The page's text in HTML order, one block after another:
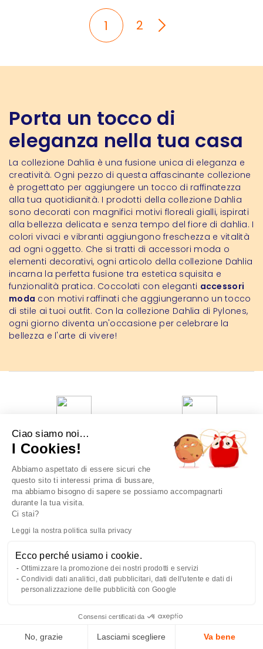
1 2
Porta un tocco di
eleganza nella tua casa
La collezione Dahlia è una fusione unica di eleganza e
creatività. Ogni pezzo di questa affascinante collezione
è progettato per aggiungere un tocco di raffinatezza
alla tua quotidianità. I prodotti della collezione Dahlia
sono decorati con magnifici motivi floreali gialli, ispirati
alla bellezza delicata e senza tempo del fiore di dahlia. I
colori vivaci e vibranti aggiungono freschezza e vitalità
ad ogni oggetto. Che si tratti di accessori moda o
elementi decorativi, ogni articolo della collezione Dahlia
incarna la perfetta fusione tra estetica squisita e
funzionalità pratica. Coccolati con eleganti accessori
moda con motivi raffinati che aggiungeranno un tocco
di stile ai tuoi outfit. Con la collezione Dahlia di Pylones,
ogni giorno diventa un'occasione per celebrare la
bellezza e l'arte di vivere!
Consegna gratuita
per ordini superiori a 59€
(Italia)
Servizio clienti
attento e accurato
Confezione regalo
Seguici
Ciao siamo noi…
I Cookies!
Abbiamo aspettato di essere sicuri che
questo sito ti interessi prima di bussare,
ma abbiamo bisogno di sapere se possiamo accompagnarti
durante la tua visita.
Ci stai?
Leggi la nostra politica sulla privacy
Ecco perché usiamo i cookie.
Ottimizzare la promozione dei nostri prodotti e servizi
Condividi dati analitici, dati pubblicitari, dati dell'utente e dati di
personalizzazione delle pubblicità con Google
Consensi certificati da
No, grazie Lasciami scegliere Va bene